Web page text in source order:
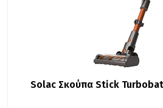
Solac Σκούπα Stick